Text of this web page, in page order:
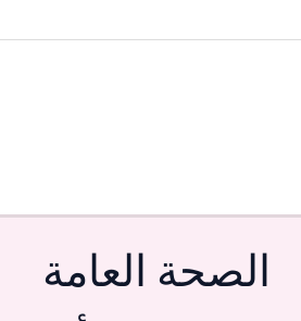
الصحة العامة